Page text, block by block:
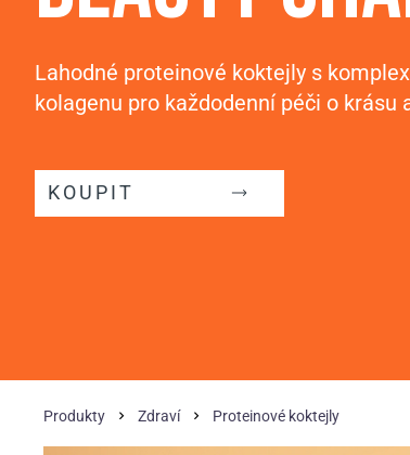
Lahodné proteinové koktejly s
kolagenu pro každodenní péči o krásu
KOUPIT
Produkty Zdraví Proteinové koktejly